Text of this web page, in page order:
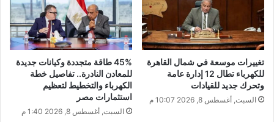
تغييرات موسعة في شمال القاهرة
للكهرباء تطال 12 إدارة عامة
وتحرك جديد للقيادات
السبت, أغسطس 8, 2026 10:07 م
45% طاقة متجددة وكيانات جديدة
للمعادن النادرة.. تفاصيل خطة
الكهرباء والتخطيط لتعظيم
استثمارات مصر
السبت, أغسطس 8, 2026 1:40 م